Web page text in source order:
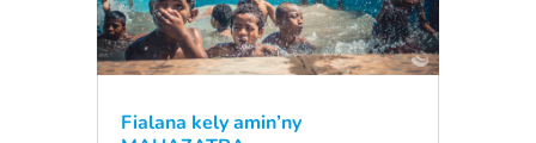
Fialana kely amin’ny